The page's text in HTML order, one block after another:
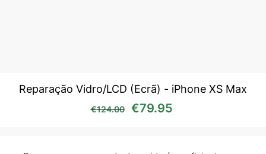
Reparação Vidro/LCD (Ecrã) - iPhone XS Max
€124.00 O preço original era:
€79.95